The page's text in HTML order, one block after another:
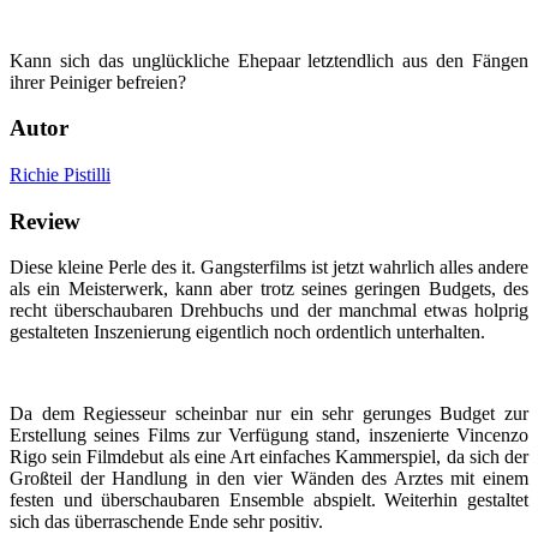
Kann sich das unglückliche Ehepaar letztendlich aus den Fängen
ihrer Peiniger befreien?
Autor
Richie Pistilli
Review
Diese kleine Perle des it. Gangsterfilms ist jetzt wahrlich alles andere
als ein Meisterwerk, kann aber trotz seines geringen Budgets, des
recht überschaubaren Drehbuchs und der manchmal etwas holprig
gestalteten Inszenierung eigentlich noch ordentlich unterhalten.
Da dem Regiesseur scheinbar nur ein sehr gerunges Budget zur
Erstellung seines Films zur Verfügung stand, inszenierte Vincenzo
Rigo sein Filmdebut als eine Art einfaches Kammerspiel, da sich der
Großteil der Handlung in den vier Wänden des Arztes mit einem
festen und überschaubaren Ensemble abspielt. Weiterhin gestaltet
sich das überraschende Ende sehr positiv.